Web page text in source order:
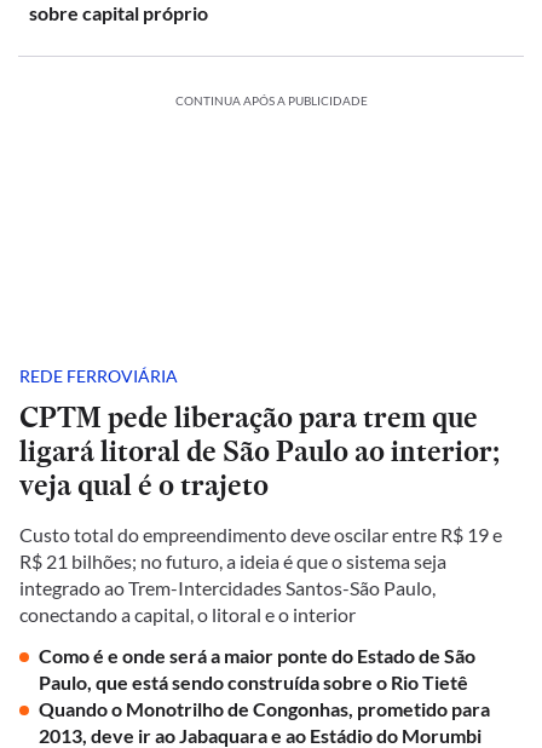
sobre capital próprio
CONTINUA APÓS A PUBLICIDADE
REDE FERROVIÁRIA
CPTM pede liberação para trem que
ligará litoral de São Paulo ao interior;
veja qual é o trajeto
Custo total do empreendimento deve oscilar entre R$ 19 e
R$ 21 bilhões; no futuro, a ideia é que o sistema seja
integrado ao Trem-Intercidades Santos-São Paulo,
conectando a capital, o litoral e o interior
Como é e onde será a maior ponte do Estado de São
Paulo, que está sendo construída sobre o Rio Tietê
Quando o Monotrilho de Congonhas, prometido para
2013, deve ir ao Jabaquara e ao Estádio do Morumbi